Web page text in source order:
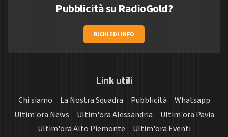
Pubblicità su RadioGold?
RICHIEDI INFO
Link utili
Chi siamo La Nostra Squadra Pubblicità
Whatsapp
Ultim'ora News
Ultim'ora Alessandria
Ultim'ora Pavia
Ultim'ora Alto Piemonte
Ultim'ora Eventi